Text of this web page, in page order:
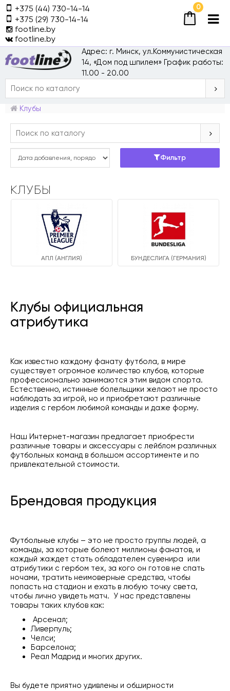
Адрес: г. Минск, ул.Коммунистическая
14, «Дом под шпилем» График работы:
11.00 - 20.00
+375 (44) 730-14-14
+375 (29) 730-14-14
footline.by
footline.by
0
Клубы
Фильтр
КЛУБЫ
АПЛ (АНГЛИЯ) БУНДЕСЛИГА (ГЕРМАНИЯ)
Клубы официальная
атрибутика
Как известно каждому фанату футбола, в мире
существует огромное количество клубов, которые
профессионально занимаются этим видом спорта.
Естественно, истинные болельщики желают не просто
наблюдать за игрой, но и приобретают различные
изделия с гербом любимой команды и даже форму.
Наш Интернет-магазин предлагает приобрести
различные товары и аксессуары с лейблом различных
футбольных команд в большом ассортименте и по
привлекательной стоимости.
Брендовая продукция
Футбольные клубы – это не просто группы людей, а
команды, за которые болеют миллионы фанатов, и
каждый жаждет стать обладателем сувенира или
атрибутики с гербом тех, за кого он готов не спать
ночами, тратить неимоверные средства, чтобы
попасть на стадион и ехать в любую точку света,
чтобы лично увидеть матч. У нас представлены
товары таких клубов как:
Арсенал;
Ливерпуль;
Челси;
Барселона;
Реал Мадрид и многих других.
Вы будете приятно удивлены и обширности